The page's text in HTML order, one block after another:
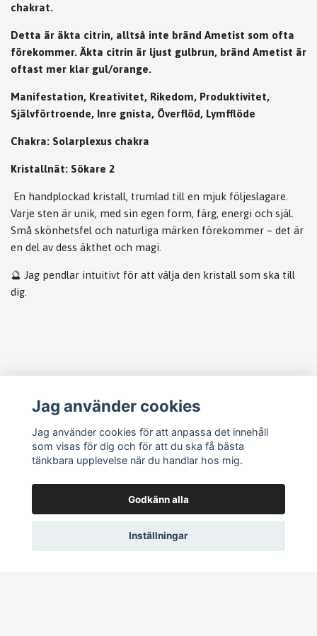
chakrat.
Detta är äkta citrin, alltså inte bränd Ametist som ofta
förekommer. Äkta citrin är ljust gulbrun, bränd Ametist är
oftast mer klar gul/orange.
Manifestation, Kreativitet, Rikedom, Produktivitet,
Självförtroende, Inre gnista, Överflöd, Lymfflöde
Chakra: Solarplexus chakra
Kristallnät: Sökare 2
En handplockad kristall, trumlad till en mjuk följeslagare.
Varje sten är unik, med sin egen form, färg, energi och själ.
Små skönhetsfel och naturliga märken förekommer – det är
en del av dess äkthet och magi.
🔮 Jag pendlar intuitivt för att välja den kristall som ska till
dig.
Läs mer
Köpvillkor
Vanliga frågor
Sociala medier
Jag använder cookies
Jag använder cookies för att anpassa det innehåll
som visas för dig och för att du ska få bästa
tänkbara upplevelse när du handlar hos mig.
Godkänn alla
Inställningar